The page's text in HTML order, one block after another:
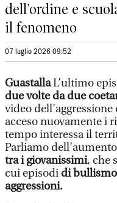
dell’ordine e
il fenomeno
07 luglio 2026 09:52
GuastallaL’ultimo
due volte da due
video
acceso nuovamente i
tempo interessa il
Parliamo
tra i giovanissimi, che
cui episodi di
aggressioni.